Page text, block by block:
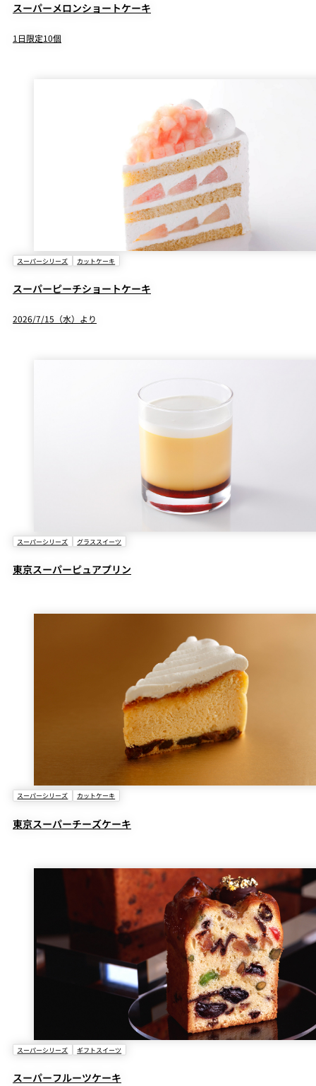
スーパーメロンショートケーキ
1日限定10個
スーパーシリーズ カットケーキ
スーパーピーチショートケーキ
2026/7/15（水）より
スーパーシリーズ グラススイーツ
東京スーパーピュアプリン
スーパーシリーズ カットケーキ
東京スーパーチーズケーキ
スーパーシリーズ ギフトスイーツ
スーパーフルーツケーキ